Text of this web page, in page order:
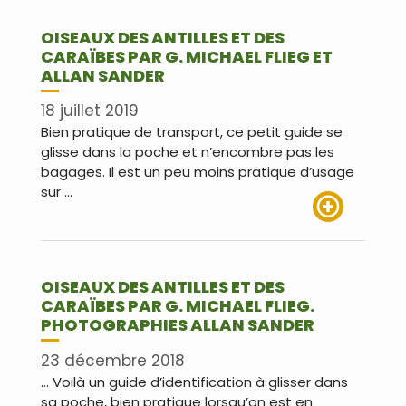
OISEAUX DES ANTILLES ET DES
CARAÏBES PAR G. MICHAEL FLIEG ET
ALLAN SANDER
18 juillet 2019
Bien pratique de transport, ce petit guide se
glisse dans la poche et n’encombre pas les
bagages. Il est un peu moins pratique d’usage
sur …
OISEAUX DES ANTILLES ET DES
CARAÏBES PAR G. MICHAEL FLIEG.
PHOTOGRAPHIES ALLAN SANDER
23 décembre 2018
… Voilà un guide d’identification à glisser dans
sa poche, bien pratique lorsqu’on est en